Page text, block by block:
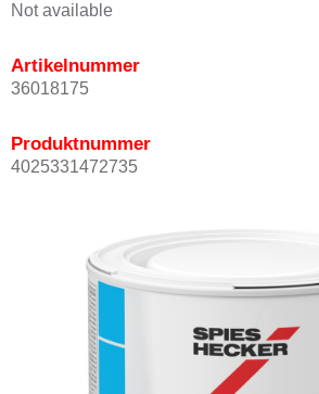
Not available
Artikelnummer
36018175
Produktnummer
4025331472735